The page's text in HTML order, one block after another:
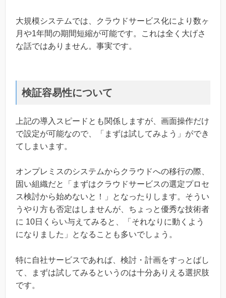
大規模システムでは、クラウドサービス化により数ヶ
月や1年間の期間短縮が可能です。これは全く大げさ
な話ではありません。事実です。
検証容易性について
上記の導入スピードとも関係しますが、画面操作だけ
で設定が可能なので、「まずは試してみよう」ができ
てしまいます。
オンプレミスのシステムからクラウドへの移行の際、
固い組織だと「まずはクラウドサービスの選定プロセ
ス検討から始めないと！」となったりします。そうい
うやり方も否定はしませんが、ちょっと優秀な技術者
に 10日くらい与えてみると、「それなりに動くよう
になりました」となることも多いでしょう。
特に自社サービスであれば、検討・計画をすっとばし
て、まずは試してみるというのは十分ありえる選択肢
です。